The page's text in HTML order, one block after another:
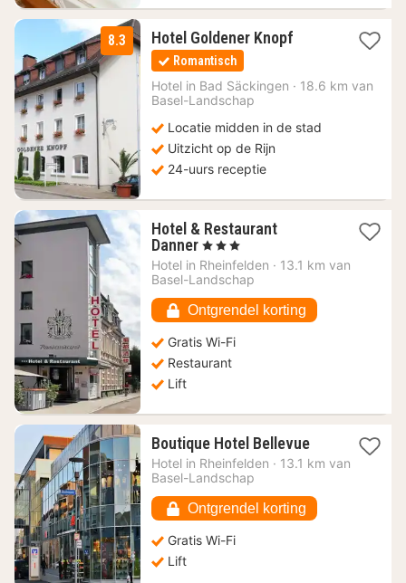
8.3 Hotel Goldener Knopf1
119,03
Romantisch
Hotel in Bad Säckingen · 18.6 km van
Basel-Landschap
Locatie midden in de stad
Uitzicht op de Rijn
24-uurs receptie
Hotel & Restaurant
Danner 1
nacht
vanaf
€
, 3 Sterren
Hotel in Rheinfelden · 13.1 km van
Basel-Landschap
Ontgrendel korting
Gratis Wi-Fi
Restaurant
Lift
Boutique Hotel Bellevue1
nacht
€
Hotel in Rheinfelden · 13.1 km van
Basel-Landschap
Ontgrendel korting
Gratis Wi-Fi
Lift